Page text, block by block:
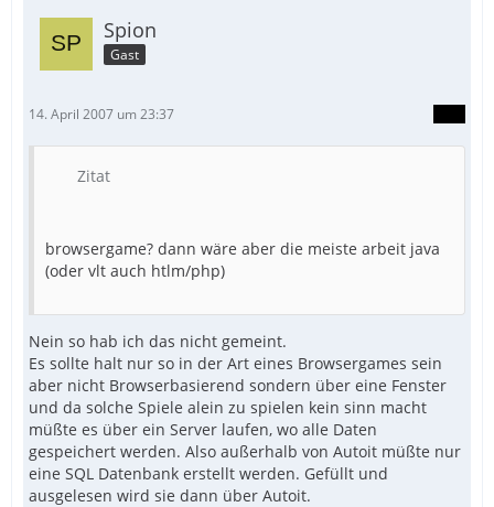
Spion
Gast
14. April 2007 um 23:37
Zitat
browsergame? dann wäre aber die meiste arbeit java
(oder vlt auch htlm/php)
Nein so hab ich das nicht gemeint.
Es sollte halt nur so in der Art eines Browsergames sein
aber nicht Browserbasierend sondern über eine Fenster
und da solche Spiele alein zu spielen kein sinn macht
müßte es über ein Server laufen, wo alle Daten
gespeichert werden. Also außerhalb von Autoit müßte nur
eine SQL Datenbank erstellt werden. Gefüllt und
ausgelesen wird sie dann über Autoit.